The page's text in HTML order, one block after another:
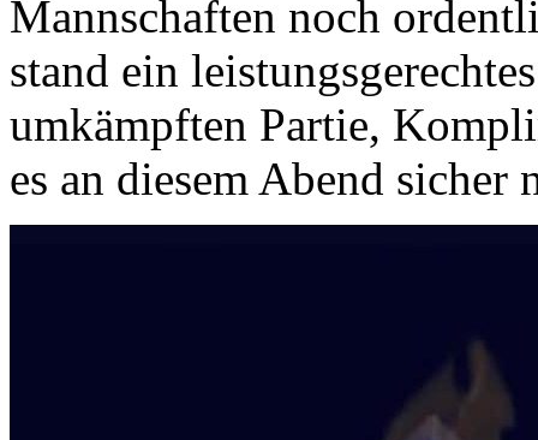
Mannschaften noch
stand ein
umkämpften Partie,
es an diesem Abend sicher